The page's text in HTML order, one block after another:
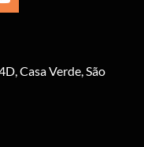
Casa Verde, São